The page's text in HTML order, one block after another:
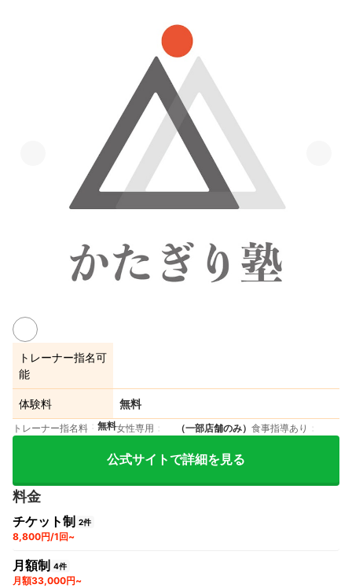
トレーナー指名可
能
体験料 無料
トレーナー指名料 無料女性専用 （一部店舗のみ） 食事指導あり
公式サイトで詳細を見る
料金
チケット制 2件
8,800円/1回~
月額制 4件
月額33,000円~